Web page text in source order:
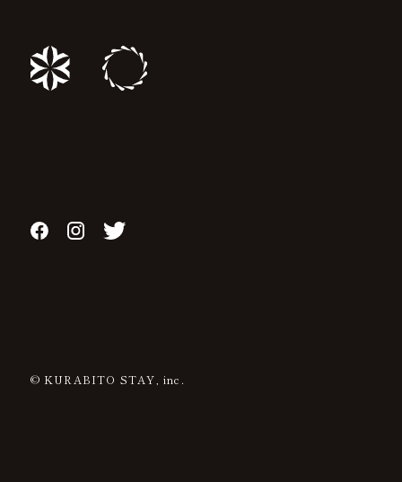
© KURABITO STAY, inc.